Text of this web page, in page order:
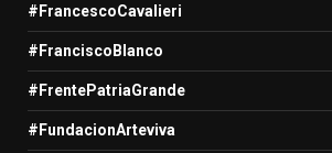
#FrancescoCavalieri
#FranciscoBlanco
#FrentePatriaGrande
#FundacionArteviva